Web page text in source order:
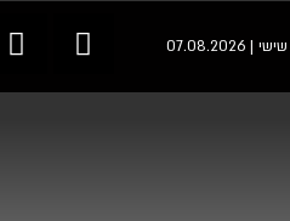
| 07.08.2026